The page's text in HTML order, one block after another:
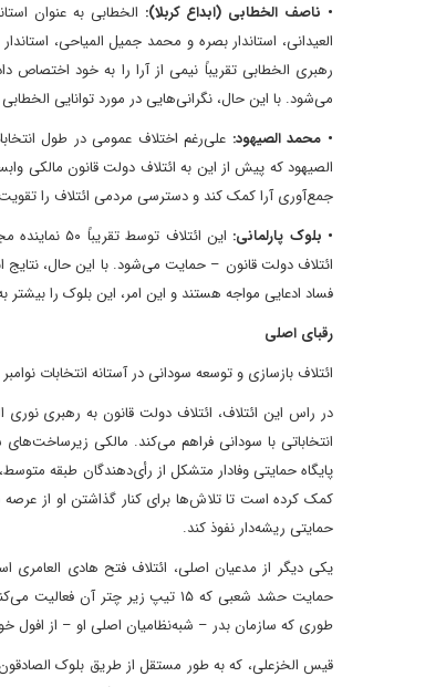
• ناصف الخطابی (ابداع کربلا): الخطابی به عنوان
العیدانی، استاندار بصره و محمد جمیل المیاحی،
رهبری الخطابی تقریباً نیمی از آرا را به خود
می‌شود. با این حال، نگرانی‌هایی در مورد توانایی
• محمد الصیهود:
الصیهود که پیش از این به ائتلاف دولت قانون مالکی
جمع‌آوری آرا کمک کند و دسترسی مردمی ائتلاف را
• بلوک پارلمانی:
این ائتلاف
ائتلاف دولت قانون – حمایت می‌شود. با این حال، نتایج
فساد ادعایی مواجه هستند و این امر، این بلوک را
رقبای اصلی
ائتلاف بازسازی و توسعه سودانی در آستانه انتخابات
در راس این ائتلاف، ائتلاف دولت قانون به رهبری
انتخاباتی با سودانی فراهم می‌کند. مالکی
پایگاه حمایتی وفادار متشکل از رأی‌دهندگان طبقه
کمک کرده است تا تلاش‌ها برای کنار گذاشتن او از عرصه
حمایتی ریشه‌دار نفوذ کند.
یکی دیگر از مدعیان اصلی، ائتلاف فتح هادی العامری
حمایت حشد شعبی که ۱۵ تیپ زیر
طوری که سازمان بدر – شبه‌نظامیان اصلی او – از افول خود در سال ۲۰۲۱ بهبود یافته و فرمانداری‌ها را در استان‌های میسان و
قیس الخزعلی، که به طور مستقل از طریق بلوک